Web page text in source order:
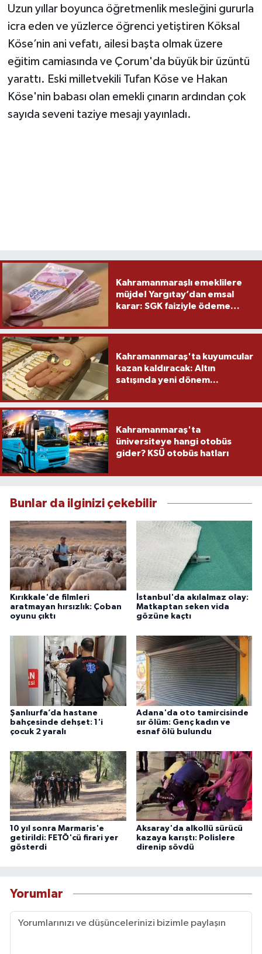
Uzun yıllar boyunca öğretmenlik mesleğini gururla
icra eden ve yüzlerce öğrenci yetiştiren Köksal
Köse’nin ani vefatı, ailesi başta olmak üzere
eğitim camiasında ve Çorum'da büyük bir üzüntü
yarattı. Eski milletvekili Tufan Köse ve Hakan
Köse'nin babası olan emekli çınarın ardından çok
sayıda seveni taziye mesajı yayınladı.
Kahramanmaraşlı emeklilere
müjde! Yargıtay’dan emsal
karar: SGK faiziyle ödeme
Kahramanmaraş'ta kuyumcular
kazan kaldıracak: Altın
satışında yeni dönem...
Kahramanmaraş'ta
üniversiteye hangi otobüs
gider? KSÜ otobüs hatları
Bunlar da ilginizi çekebilir
Kırıkkale'de filmleri
aratmayan hırsızlık: Çoban
oyunu çıktı
İstanbul'da akılalmaz olay:
Matkaptan seken vida
gözüne kaçtı
Şanlıurfa’da hastane
bahçesinde dehşet: 1'i
çocuk 2 yaralı
Adana'da oto tamircisinde
sır ölüm: Genç kadın ve
esnaf ölü bulundu
10 yıl sonra Marmaris'e
getirildi: FETÖ'cü firari yer
gösterdi
Aksaray'da alkollü sürücü
kazaya karıştı: Polislere
direnip sövdü
Yorumlar